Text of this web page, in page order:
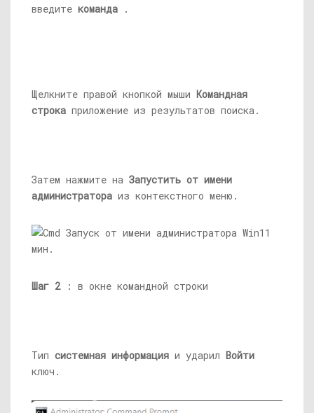
введите команда .
Щелкните правой кнопкой мыши Командная
строка приложение из результатов поиска.
Затем нажмите на Запустить от имени
администратора из контекстного меню.
Шаг 2: в окне командной строки
Тип системная информация и ударил Войти
ключ.